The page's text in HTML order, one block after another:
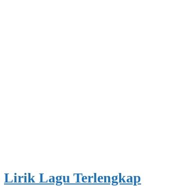
Lirik Lagu Terlengkap